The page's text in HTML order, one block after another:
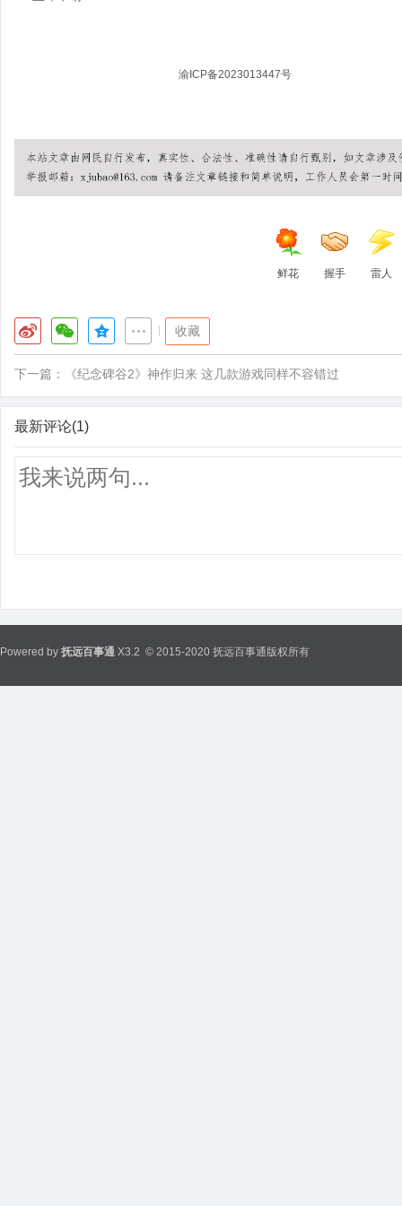
渝ICP备2023013447号
鲜花 握手 雷人
收藏
下一篇： 《纪念碑谷2》神作归来 这几款游戏同样不容错过
最新评论(1)
Powered by 抚远百事通 X3.2 © 2015-2020 抚远百事通版权所有